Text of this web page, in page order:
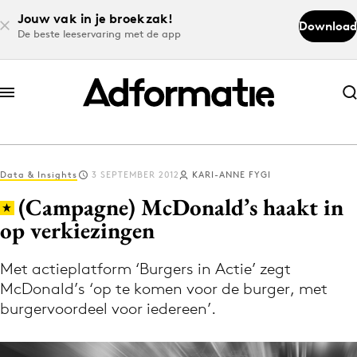
Jouw vak in je broekzak!
De beste leeservaring met de app
Download
Abonneer nu
Abonneer nu
Log in
Volg het laatste nieuws via de Adformatie
Nieuws app
Data & Insights 3 SEPTEMBER 2012 KARI-ANNE FYGI
(Campagne) McDonald’s haakt in
op verkiezingen
Met actieplatform ‘Burgers in Actie’ zegt
McDonald’s ‘op te komen voor de burger, met
burgervoordeel voor iedereen’.